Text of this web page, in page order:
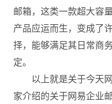
邮箱，这类一款超大容
产品应运而生，变成了
择，能够满足其日常商
定。
以上就是关于今天网
家介绍的关于网易企业